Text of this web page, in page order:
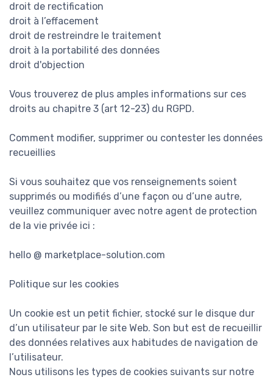
droit de rectification
droit à l’effacement
droit de restreindre le traitement
droit à la portabilité des données
droit d'objection
Vous trouverez de plus amples informations sur ces
droits au chapitre 3 (art 12-23) du RGPD.
Comment modifier, supprimer ou contester les données
recueillies
Si vous souhaitez que vos renseignements soient
supprimés ou modifiés d’une façon ou d’une autre,
veuillez communiquer avec notre agent de protection
de la vie privée ici :
hello @ marketplace-solution.com
Politique sur les cookies
Un cookie est un petit fichier, stocké sur le disque dur
d’un utilisateur par le site Web. Son but est de recueillir
des données relatives aux habitudes de navigation de
l’utilisateur.
Nous utilisons les types de cookies suivants sur notre